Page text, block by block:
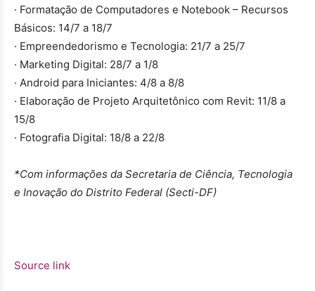
· Formatação de Computadores e Notebook – Recursos
Básicos: 14/7 a 18/7
· Empreendedorismo e Tecnologia: 21/7 a 25/7
· Marketing Digital: 28/7 a 1/8
· Android para Iniciantes: 4/8 a 8/8
· Elaboração de Projeto Arquitetônico com Revit: 11/8 a
15/8
· Fotografia Digital: 18/8 a 22/8
*Com informações da Secretaria de Ciência, Tecnologia
e Inovação do Distrito Federal (Secti-DF)
Source link